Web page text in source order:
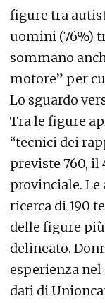
figure tra
uomini (76%)
sommano
motore” per
Lo sguardo
Tra le figure
“tecnici dei
previste 760, il
provinciale. Le
ricerca di 190
delle figure
delineato.
esperienza nel
dati di